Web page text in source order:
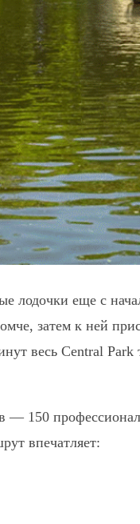
лодочки еще с
затем к ней
весь Central
— 150
впечатляет: